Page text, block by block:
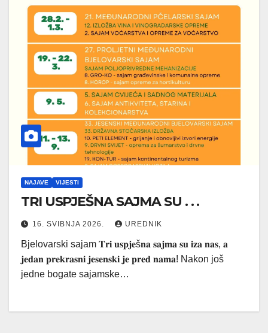
NAJAVE VIJESTI
TRI USPJEŠNA SAJMA SU . . .
16. SVIBNJA 2026. UREDNIK
Bjelovarski sajam 𝐓𝐫𝐢 𝐮𝐬𝐩𝐣𝐞š𝐧𝐚 𝐬𝐚𝐣𝐦𝐚 𝐬𝐮 𝐢𝐳𝐚 𝐧𝐚𝐬, 𝐚
𝐣𝐞𝐝𝐚𝐧 𝐩𝐫𝐞𝐤𝐫𝐚𝐬𝐧𝐢 𝐣𝐞𝐬𝐞𝐧𝐬𝐤𝐢 𝐣𝐞 𝐩𝐫𝐞𝐝 𝐧𝐚𝐦𝐚! Nakon još
jedne bogate sajamske…